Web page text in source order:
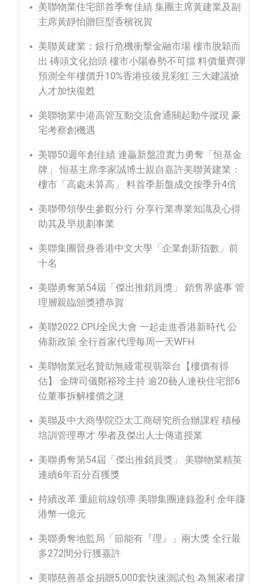
美聯物業住宅部首季奪佳績 集團主席黃建業及副
主席黃靜怡贈巨型香檳祝賀
美聯黃建業：銀行危機衝擊金融市場 樓市脫穎而
出 磚頭文化抬頭 樓市小陽春勢不可擋 料價量齊彈
預測全年樓價升10%香港疫後見彩虹 三大建議搶
人才加快復甦
美聯物業中港高管互動交流會通關起動牛蹤現 豪
宅考察創機遇
美聯50週年創佳績 連贏新盤證實力勇奪「恒基金
牌」 恒基主席李家誠博士親自嘉許美聯黃建業：
樓市「高處未算高」 料首季新盤成交按季升4倍
美聯帶領學生參觀分行 分享行業專業知識及心得
助其及早規劃事業
美聯集團晉身香港中文大學「企業創新指數」前
十名
美聯勇奪第54屆「傑出推銷員獎」 銷售界盛事 管
理層親臨頒獎禮恭賀
美聯2022 CPU全民大會 一起走進香港新時代 公
佈新政策 全行首家代理每周一天WFH
美聯物業冠名贊助無綫電視翡翠台【樓價有得
估】 金牌司儀鄭裕玲主持 逾20藝人連袂住宅部6
位董事拆解樓價之謎
美聯及中大商學院亞太工商研究所合辦課程 積極
培訓管理專才 學者及傑出人士傳道授業
美聯勇奪第54屆「傑出推銷員獎」 美聯物業精英
連續6年百分百獲獎
持續改革 重組前線領導 美聯集團連錄盈利 全年賺
港幣一億元
美聯勇奪地監局「節能有『理』」兩大獎 全行最
多272間分行獲嘉許
美聯慈善基金捐贈5,000套快速測試包 為無家者撐